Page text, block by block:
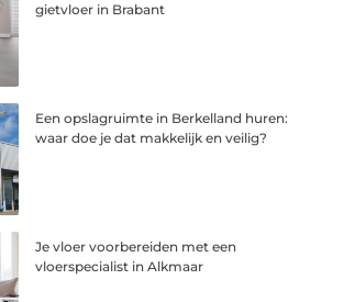
gietvloer in Brabant
Een opslagruimte in Berkelland huren:
waar doe je dat makkelijk en veilig?
Je vloer voorbereiden met een
vloerspecialist in Alkmaar